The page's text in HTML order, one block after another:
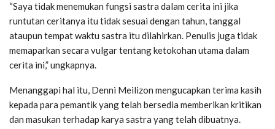
“Saya tidak menemukan fungsi sastra dalam cerita ini jika
runtutan ceritanya itu tidak sesuai dengan tahun, tanggal
ataupun tempat waktu sastra itu dilahirkan. Penulis juga tidak
memaparkan secara vulgar tentang ketokohan utama dalam
cerita ini,” ungkapnya.
Menanggapi hal itu, Denni Meilizon mengucapkan terima kasih
kepada para pemantik yang telah bersedia memberikan kritikan
dan masukan terhadap karya sastra yang telah dibuatnya.